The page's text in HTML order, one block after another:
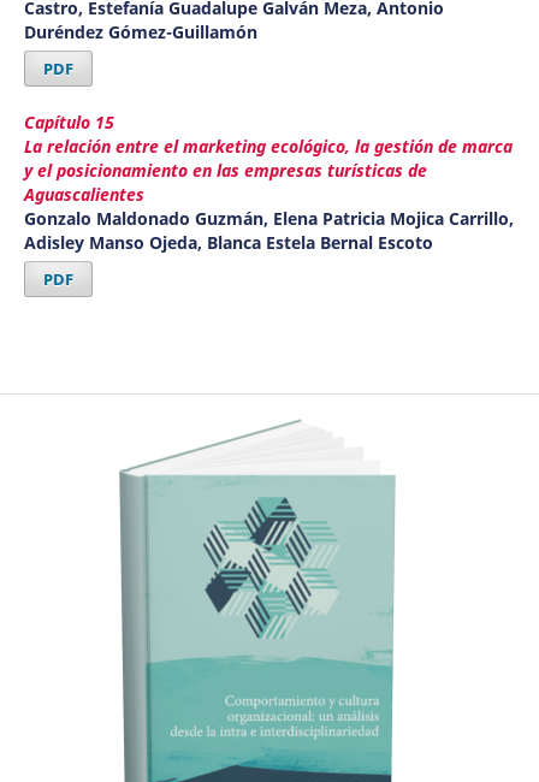
Castro, Estefanía Guadalupe Galván Meza, Antonio
Duréndez Gómez-Guillamón
PDF
Capítulo 15
La relación entre el marketing ecológico, la gestión de marca
y el posicionamiento en las empresas turísticas de
Aguascalientes
Gonzalo Maldonado Guzmán, Elena Patricia Mojica Carrillo,
Adisley Manso Ojeda, Blanca Estela Bernal Escoto
PDF